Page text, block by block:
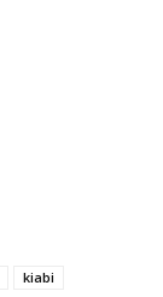
kiabi